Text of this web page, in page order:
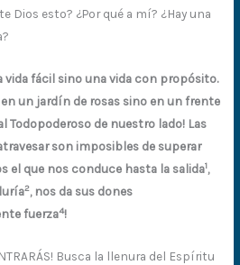
Dios esto? ¿Por qué a mí? ¿Hay una
vida fácil sino una vida con propósito.
un jardín de rosas sino en un frente
Todopoderoso de nuestro lado! Las
son imposibles de superar
el que nos conduce hasta la salida1,
2, nos da sus dones
fuerza4!
Busca la llenura del Espíritu